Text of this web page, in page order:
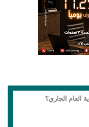
العام الجاري؟